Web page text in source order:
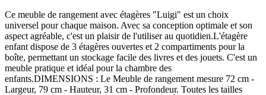
Ce meuble de rangement avec étagères "Luigi" est un choix
universel pour chaque maison. Avec sa conception optimale et son
aspect agréable, c'est un plaisir de l'utiliser au quotidien.L'étagère
enfant dispose de 3 étagères ouvertes et 2 compartiments pour la
boîte, permettant un stockage facile des livres et des jouets. C'est un
meuble pratique et idéal pour la chambre des
enfants.DIMENSIONS : Le Meuble de rangement mesure 72 cm -
Largeur, 79 cm - Hauteur, 31 cm - Profondeur. Toutes les tailles